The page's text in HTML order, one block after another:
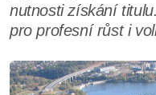
nutnosti získání
pro profesní růst i